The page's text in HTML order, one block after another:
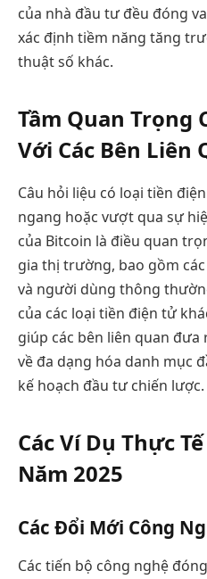
của nhà đầu tư đều đóng
xác định tiềm năng tăng
thuật số khác.
Tầm Quan Trọng
Với Các Bên Liên
Câu hỏi liệu có loại tiền
ngang hoặc vượt qua sự
của Bitcoin là điều quan
gia thị trường, bao gồm
và người dùng thông
của các loại tiền điện tử
giúp các bên liên quan
về đa dạng hóa danh mục
kế hoạch đầu tư chiến lược.
Các Ví Dụ Thực
Năm 2025
Các Đổi Mới Công
Các tiến bộ công nghệ